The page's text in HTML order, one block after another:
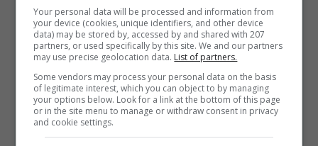
VENTE, ACHAT ET SERVICE À LA CLIENTÈLE
EST PRÉSENTÉ PAR
Stanley Black & Decker Mississauga, Ontario
Autres offres de l'entreprise
Spécialiste des ventes au détail industrielles
Coordonnateur(trice) des opérations de...
Représentant(e) dewalt pour les succursales...
Directeur(trice) de succursale
Your personal data will be processed and information from
your device (cookies, unique identifiers, and other device
data) may be stored by, accessed by and shared with 207
partners, or used specifically by this site. We and our partners
may use precise geolocation data. List of partners.
Some vendors may process your personal data on the basis
of legitimate interest, which you can object to by managing
your options below. Look for a link at the bottom of this page
or in the site menu to manage or withdraw consent in privacy
and cookie settings.